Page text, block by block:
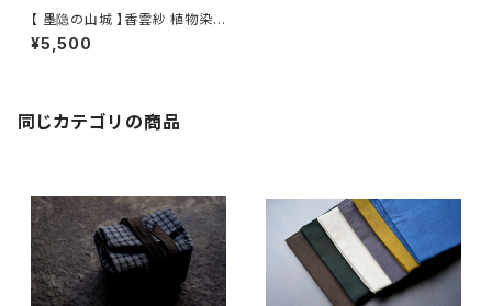
【 墨隐の山城 】香雲紗 植物染
仕覆 めカップ袋 【 Ink & Moun
tain Tea Atelier】Tea Cadd
¥5,500
同じカテゴリの商品